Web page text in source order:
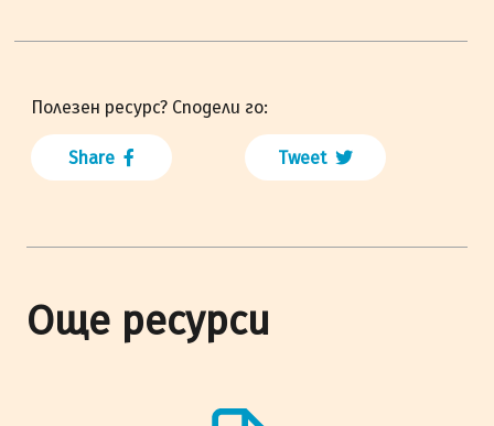
Полезен ресурс? Сподели го:
Share Tweet
Още ресурси